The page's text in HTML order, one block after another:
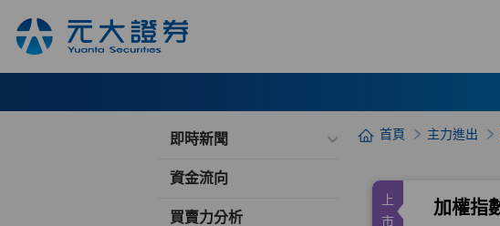
即時新聞
資金流向
買賣力分析
首頁 主力進出